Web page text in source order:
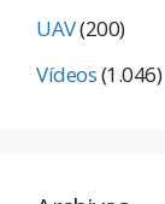
UAV(200)
Vídeos(1.046)